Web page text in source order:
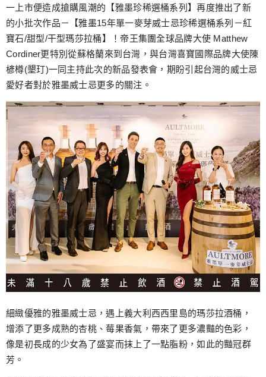
跳
至
主
要
內
容
一上市便造成搶購風潮的【雅墨珍稀選桶系列】再度推出了新
的小批次作品－【雅墨15年單一麥芽威士忌珍稀選桶系列－紅
寶石/甜型/干型瑪莎拉桶】！帝王集團全球品牌大使 Matthew
Cordiner更特別從蘇格蘭來到台灣，與台灣喜寶國際品牌大使陳
楌樽(墾玎)一同主持此次的新品發表會，期盼引起台灣的威士忌
愛好者對於雅墨威士忌更多的關注。
細緻優雅的雅墨威士忌，遇上義大利西西里島的瑪莎拉酒桶，
增添了更多成熟的杏桃、莓果香氣，帶來了更多濃豔的色彩，
像是初長成的少女為了盛宴而抹上了一點脂粉，如此的豔冠群
芳。